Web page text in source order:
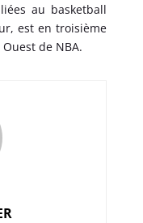
au basketball
est en troisième
de NBA.